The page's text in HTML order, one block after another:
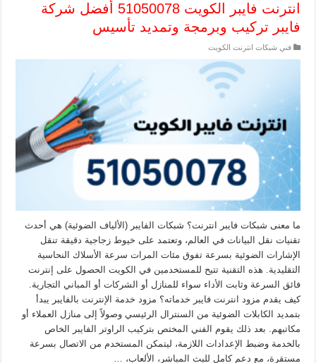
انترنت فايبر الكويت 51050078 أفضل شركة
فايبر تركيب وبرمجة وتمديد تأسيس
فني شبكات انترنت الكويت
ما معنى شبكات فايبر انترنت؟ شبكات الفايبر (الألياف الضوئية) هي أحدث
تقنيات نقل البيانات في العالم، وتعتمد على خيوط زجاجية دقيقة تنقل
الإشارات الضوئية بسرعة تفوق مئات المرات سرعة الأسلاك النحاسية
التقليدية. هذه التقنية تتيح للمستخدمين في الكويت الحصول على إنترنت
فائق السرعة وثابت الأداء سواء للمنازل أو الشركات أو المباني التجارية.
كيف يقدم مزود انترنت فايبر خدماته؟ مزود خدمة الإنترنت بالفايبر يبدأ
بتمديد الكابلات الضوئية من السنترال الرئيسي وصولاً إلى منازل العملاء أو
مكاتبهم. بعد ذلك يقوم الفني المختص بتركيب الراوتر الفايبر الخاص
بالخدمة وضبط الإعدادات اللازمة، ليتمكن المستخدم من الاتصال بسرعة
مستقرة، مع دعم كامل للبث المباشر، الألعاب، …